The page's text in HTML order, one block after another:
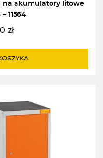
na akumulatory litowe
– 11564
zł